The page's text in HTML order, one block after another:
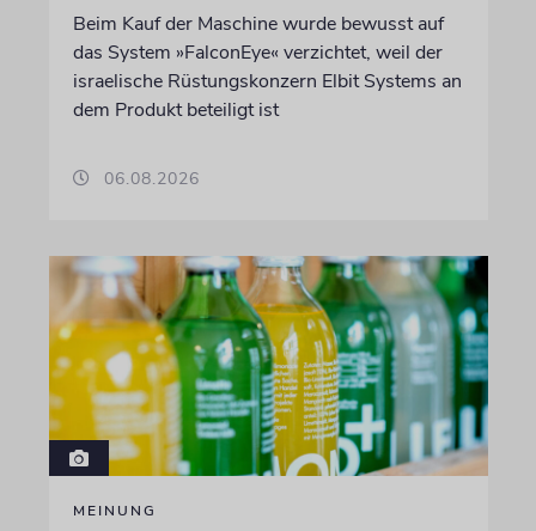
Beim Kauf der Maschine wurde bewusst auf
das System »FalconEye« verzichtet, weil der
israelische Rüstungskonzern Elbit Systems an
dem Produkt beteiligt ist
06.08.2026
MEINUNG